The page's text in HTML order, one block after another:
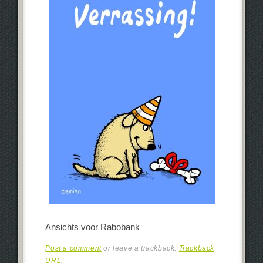
Ansichts voor Rabobank
Post a commentor leave a trackback: Trackback
URL.